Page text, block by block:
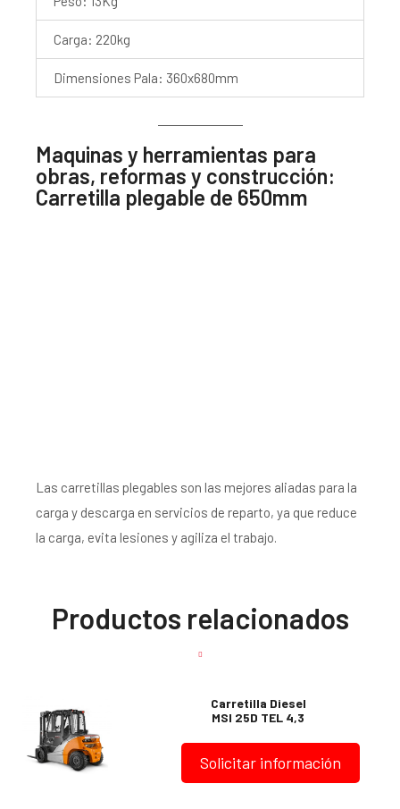
Carga: 220kg
Dimensiones Pala: 360x680mm
Maquinas y herramientas para
obras, reformas y construcción:
Carretilla plegable de 650mm
Las carretillas plegables son las mejores aliadas para la
carga y descarga en servicios de reparto, ya que reduce
la carga, evita lesiones y agiliza el trabajo.
Productos relacionados
Carretilla Diesel
MSI 25D TEL 4,3
Solicitar información